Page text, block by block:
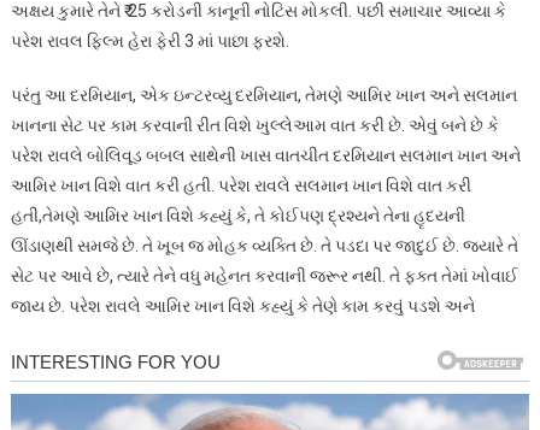
અક્ષય કુમારે તેને ₹ 25 કરોડની કાનૂની નોટિસ મોકલી. પછી સમાચાર આવ્યા કે
પરેશ રાવલ ફિલ્મ હેરા ફેરી 3 માં પાછા ફરશે.
પરંતુ આ દરમિયાન, એક ઇન્ટરવ્યુ દરમિયાન, તેમણે આમિર ખાન અને સલમાન
ખાનના સેટ પર કામ કરવાની રીત વિશે ખુલ્લેઆમ વાત કરી છે. એવું બને છે કે
પરેશ રાવલે બોલિવૂડ બબલ સાથેની ખાસ વાતચીત દરમિયાન સલમાન ખાન અને
આમિર ખાન વિશે વાત કરી હતી. પરેશ રાવલે સલમાન ખાન વિશે વાત કરી
હતી,તેમણે આમિર ખાન વિશે કહ્યું કે, તે કોઈપણ દ્રશ્યને તેના હૃદયની
ઊંડાણથી સમજે છે. તે ખૂબ જ મોહક વ્યક્તિ છે. તે પડદા પર જાદુઈ છે. જ્યારે તે
સેટ પર આવે છે, ત્યારે તેને વધુ મહેનત કરવાની જરૂર નથી. તે ફક્ત તેમાં ખોવાઈ
જાય છે. પરેશ રાવલે આમિર ખાન વિશે કહ્યું કે તેણે કામ કરવું પડશે અને